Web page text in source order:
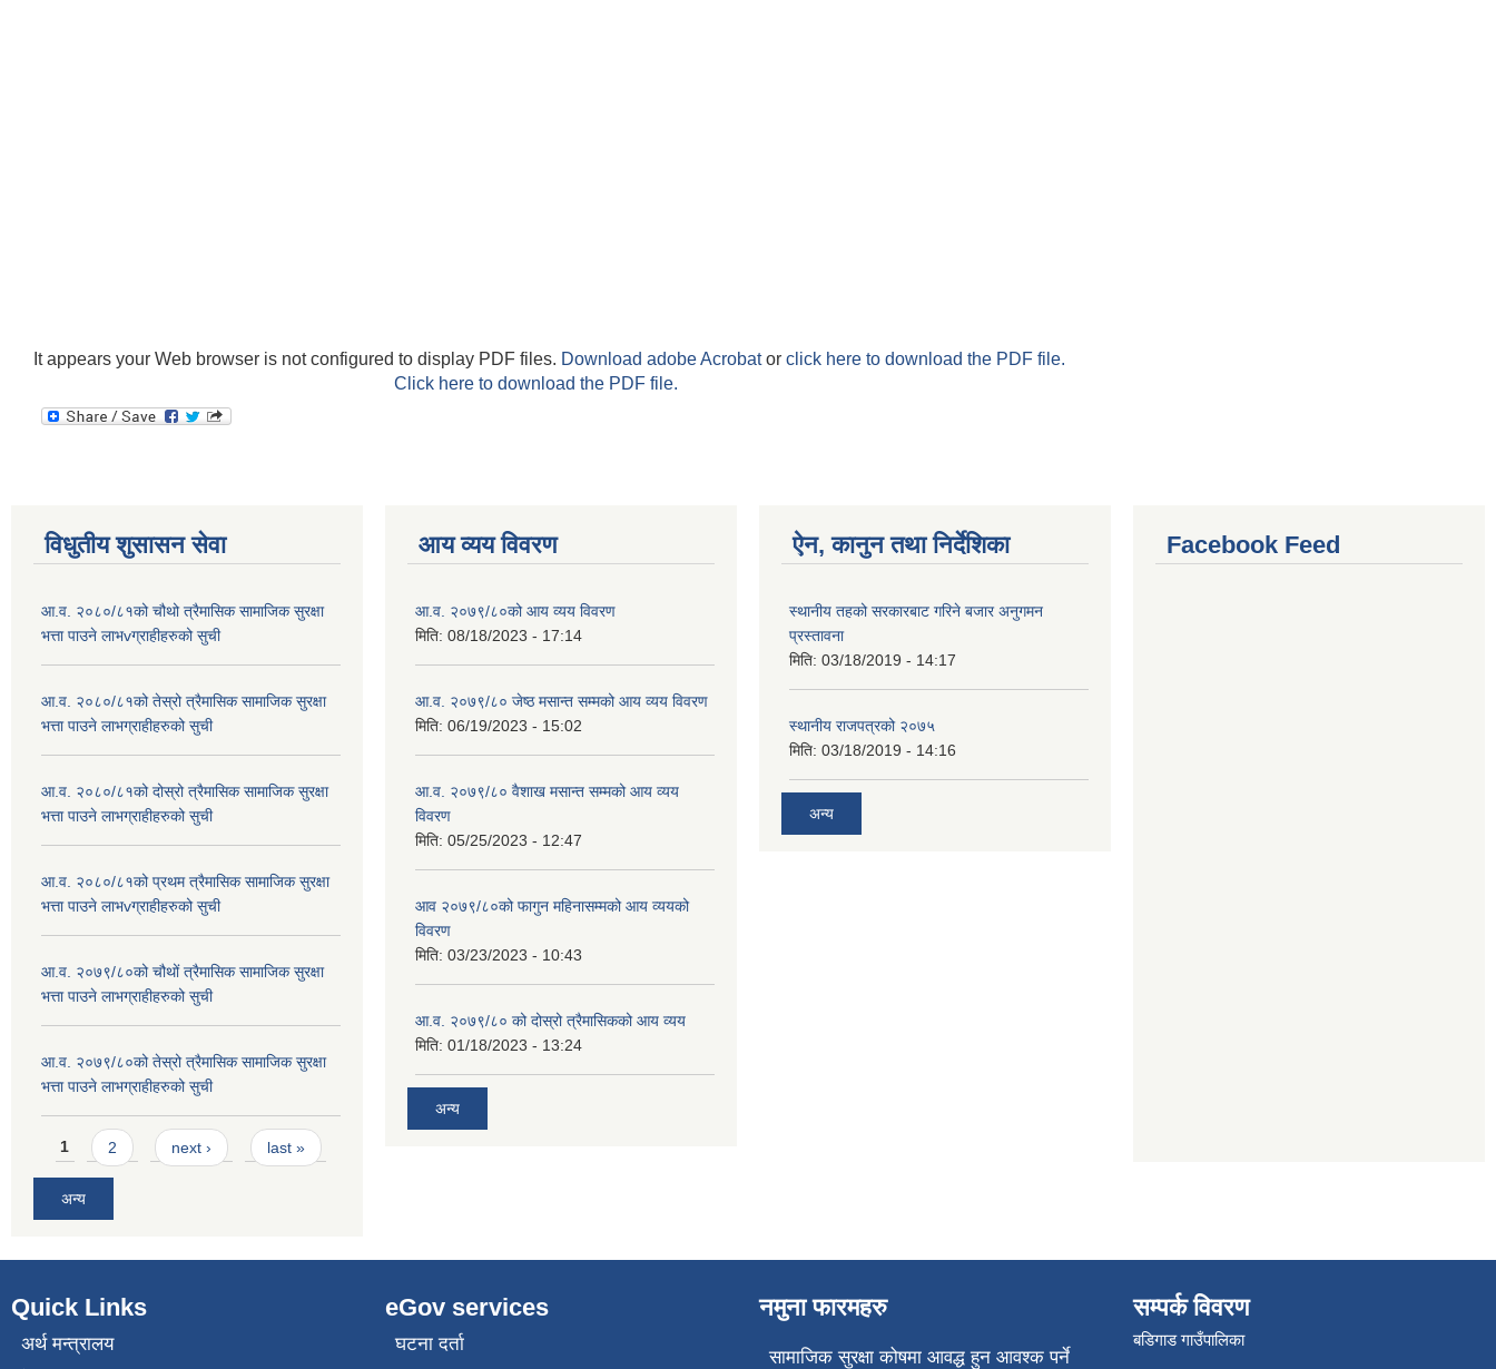
It appears your Web browser is not configured to display PDF files. Download adobe Acrobator click here to download the PDF file.
Click here to download the PDF file.
विधुतीय शुसासन सेवा
आ.व. २०८०/८१को चौथो त्रैमासिक सामाजिक सुरक्षा
भत्ता पाउने लाभvग्राहीहरुको सुची
आ.व. २०८०/८१को तेस्रो त्रैमासिक सामाजिक सुरक्षा
भत्ता पाउने लाभग्राहीहरुको सुची
आ.व. २०८०/८१को दोस्रो त्रैमासिक सामाजिक सुरक्षा
भत्ता पाउने लाभग्राहीहरुको सुची
आ.व. २०८०/८१को प्रथम त्रैमासिक सामाजिक सुरक्षा
भत्ता पाउने लाभvग्राहीहरुको सुची
आ.व. २०७९/८०को चौथों त्रैमासिक सामाजिक सुरक्षा
भत्ता पाउने लाभग्राहीहरुको सुची
आ.व. २०७९/८०को तेस्रो त्रैमासिक सामाजिक सुरक्षा
भत्ता पाउने लाभग्राहीहरुको सुची
Pages
1 2 next › last »
अन्य
आय व्यय विवरण
आ.व. २०७९/८०को आय व्यय विवरण
मिति: 08/18/2023 - 17:14
आ.व. २०७९/८० जेष्ठ मसान्त सम्मको आय व्यय विवरण
मिति: 06/19/2023 - 15:02
आ.व. २०७९/८० वैशाख मसान्त सम्मको आय व्यय
विवरण
मिति: 05/25/2023 - 12:47
आव २०७९/८०को फागुन महिनासम्मको आय व्ययको
विवरण
मिति: 03/23/2023 - 10:43
आ.व. २०७९/८० को दोस्रो त्रैमासिकको आय व्यय
मिति: 01/18/2023 - 13:24
अन्य
ऐन, कानुन तथा निर्देशिका
स्थानीय तहको सरकारबाट गरिने बजार अनुगमन
प्रस्तावना
मिति: 03/18/2019 - 14:17
स्थानीय राजपत्रको २०७५
मिति: 03/18/2019 - 14:16
अन्य
Facebook Feed
Quick Links
अर्थ मन्त्रालय
eGov services
घटना दर्ता
नमुना फारमहरु
सामाजिक सुरक्षा कोषमा आवद्ध हुन आवश्क पर्ने
सम्पर्क विवरण
बडिगाड गाउँपालिका